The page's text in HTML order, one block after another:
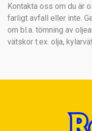
Kontakta oss om du är
farligt avfall eller inte.
om bl.a. tömning av
vätskor t.ex. olja,